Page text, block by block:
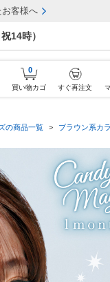
14時）
客様へ
の商品一覧 ブラウン系カ
0
買い物カゴ すぐ再注文